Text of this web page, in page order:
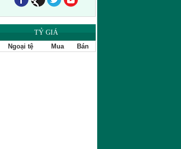
TỶ GIÁ
Ngoại tệ
Mua Bán